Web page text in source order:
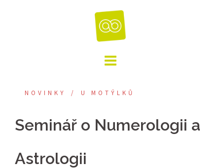
NOVINKY U MOTÝLKŮ
Seminář o Numerologii a
Astrologii